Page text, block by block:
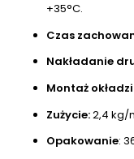
+35°C.
Czas
Nakładanie
Montaż
Zużycie:2,4 kg/
Opakowanie: